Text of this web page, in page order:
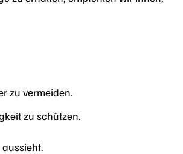
zu vermeiden.
zu schützen.